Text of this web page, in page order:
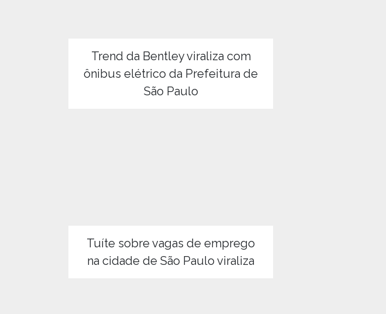
Trend da Bentley viraliza com
ônibus elétrico da Prefeitura de
São Paulo
Tuíte sobre vagas de emprego
na cidade de São Paulo viraliza